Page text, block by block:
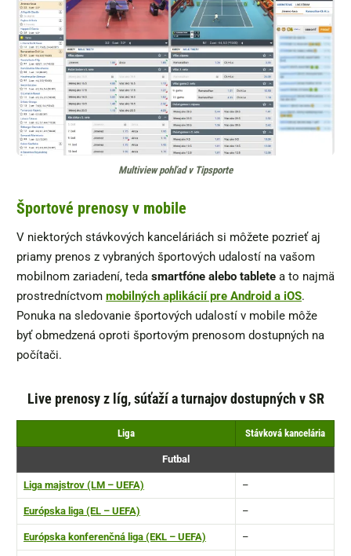
Multiview pohľad v Tipsporte
Športové prenosy v mobile
V niektorých stávkových kanceláriách si môžete pozrieť aj
priamy prenos z vybraných športových udalostí na vašom
mobilnom zariadení, teda smartfóne alebo tablete a to najmä
prostredníctvom mobilných aplikácií pre Android a iOS.
Ponuka na sledovanie športových udalostí v mobile môže
byť obmedzená oproti športovým prenosom dostupných na
počítači.
Live prenosy z líg, súťaží a turnajov dostupných v SR
Liga Stávková kancelária
Futbal
Liga majstrov (LM – UEFA) –
Európska liga (EL – UEFA) –
Európska konferenčná liga (EKL – UEFA) –